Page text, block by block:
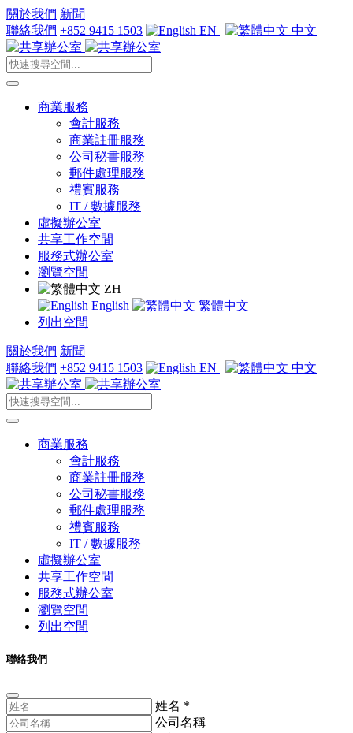
關於我們 新聞
聯絡我們 +852 9415 1503 EN | 中文
商業服務
會計服務
商業註冊服務
公司秘書服務
郵件處理服務
禮賓服務
IT / 數據服務
虛擬辦公室
共享工作空間
服務式辦公室
瀏覽空間
ZH
English
繁體中文
列出空間
關於我們 新聞
聯絡我們 +852 9415 1503 EN | 中文
商業服務
會計服務
商業註冊服務
公司秘書服務
郵件處理服務
禮賓服務
IT / 數據服務
虛擬辦公室
共享工作空間
服務式辦公室
瀏覽空間
列出空間
聯絡我們
姓名 *
公司名稱